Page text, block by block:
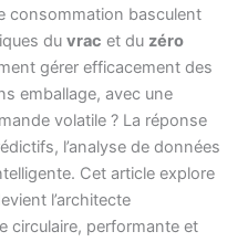
consommation basculent
du vrac et du zéro
gérer efficacement des
emballage, avec une
volatile ? La réponse
l’analyse de données
Cet article explore
l’architecte
circulaire, performante et